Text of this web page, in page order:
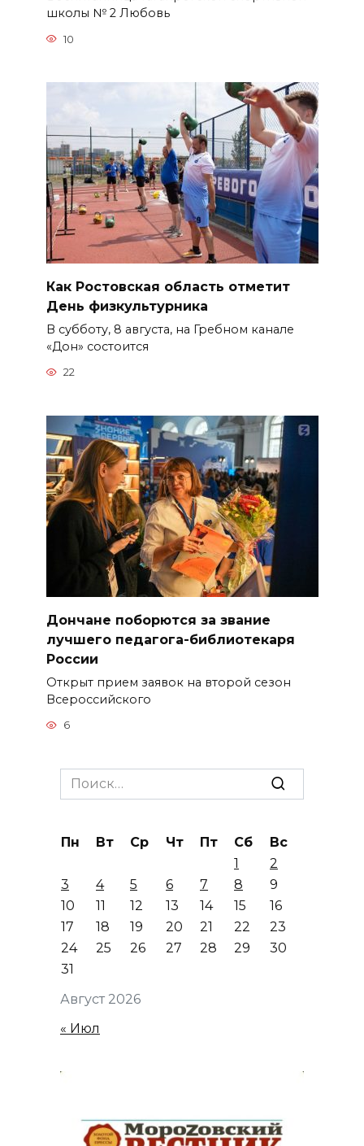
школы № 2 Любовь
10
Как Ростовская область отметит
День физкультурника
В субботу, 8 августа, на Гребном канале
«Дон» состоится
22
Дончане поборются за звание
лучшего педагога-библиотекаря
России
Открыт прием заявок на второй сезон
Всероссийского
6
Search
for:
Август 2026
Пн Вт Ср Чт Пт Сб
Вс
1
2
3
4 5 6 7 8
9
10
11 12 13 14 15
16
17
18 19 20 21 22
23
24
25 26 27 28 29
30
31
« Июл